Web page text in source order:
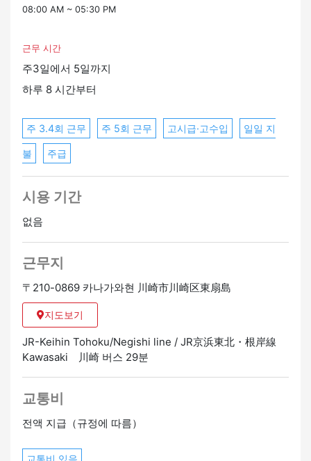
오전 8시부터 17시까지
[근무일]
월요일부터 일요일까지 주 3-5일
※ (일요일, 수요일, 목요일 출석 필수)
[참가 자격]
・간단한 회화 수준의 일본어를 구사할 수 있는 분 (JLPT
N4)
・저온 (섭씨 5~10도) 의 실내 작업이 가능한 분
[교통 수단]
JR 가와사키역에서 무료 셔틀버스로 30분
카나가와현 가와사키시 가와사키구 히가시오기시마
08:00 AM ~ 05:30 PM
근무 시간
주3일에서 5일까지
하루 8 시간부터
주 3.4회 근무 주 5회 근무 고시급·고수입 일일 지
불 주급
시용 기간
없음
근무지
〒210-0869 카나가와현 川崎市川崎区東扇島
지도보기
JR-Keihin Tohoku/Negishi line / JR京浜東北・根岸線
Kawasaki 川崎 버스 29분
교통비
전액 지급（규정에 따름）
교통비 있음